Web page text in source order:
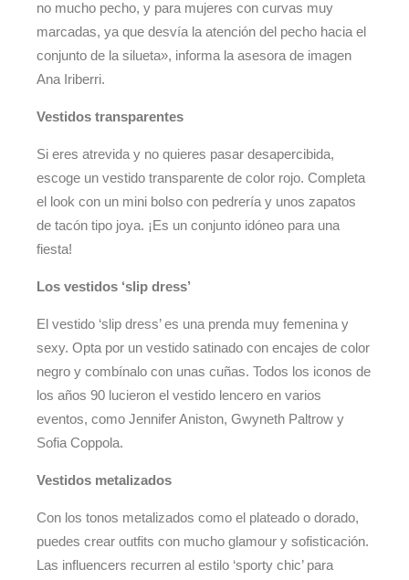
no mucho pecho, y para mujeres con curvas muy
marcadas, ya que desvía la atención del pecho hacia el
conjunto de la silueta», informa la asesora de imagen
Ana Iriberri.
Vestidos transparentes
Si eres atrevida y no quieres pasar desapercibida,
escoge un vestido transparente de color rojo. Completa
el look con un mini bolso con pedrería y unos zapatos
de tacón tipo joya. ¡Es un conjunto idóneo para una
fiesta!
Los vestidos ‘slip dress’
El vestido ‘slip dress’ es una prenda muy femenina y
sexy. Opta por un vestido satinado con encajes de color
negro y combínalo con unas cuñas. Todos los iconos de
los años 90 lucieron el vestido lencero en varios
eventos, como Jennifer Aniston, Gwyneth Paltrow y
Sofia Coppola.
Vestidos metalizados
Con los tonos metalizados como el plateado o dorado,
puedes crear outfits con mucho glamour y sofisticación.
Las influencers recurren al estilo ‘sporty chic’ para